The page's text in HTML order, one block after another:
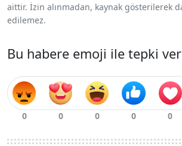
aittir. İzin alınmadan, kaynak gösterilerek
edilemez.
Bu habere emoji ile tepki ver